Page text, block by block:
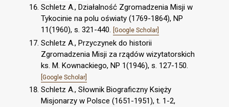
Schletz A., Działalność Zgromadzenia Misji w
Tykocinie na polu oświaty (1769-1864), NP
11(1960), s. 321-440. [Google Scholar]
Schletz A., Przyczynek do historii
Zgromadzenia Misji za rządów wizytatorskich
ks. M. Kownackiego, NP 1(1946), s. 127-150.
[Google Scholar]
Schletz A., Słownik Biograficzny Księży
Misjonarzy w Polsce (1651-1951), t. 1-2,